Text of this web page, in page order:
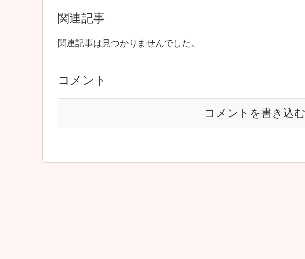
関連記事
関連記事は見つかりませんでした。
コメント
コメントを書き込む